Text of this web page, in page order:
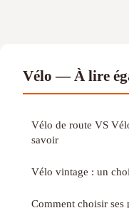
Vélo — À lire
Vélo de route VS
savoir
Vélo vintage : un
Comment choisir ses